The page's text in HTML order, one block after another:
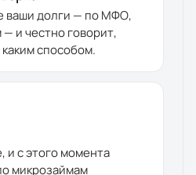
ваши долги — по МФО,
и честно говорит,
способом.
и с этого момента
микрозаймам